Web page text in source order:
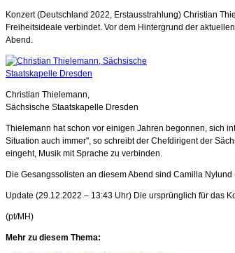
Konzert (Deutschland 2022, Erstausstrahlung) Christian
Freiheitsideale verbindet. Vor dem Hintergrund der
Abend.
Christian Thielemann,
Sächsische Staatskapelle Dresden
Thielemann hat schon vor einigen Jahren begonnen, sich
Situation auch immer", so schreibt der Chefdirigent der
eingeht, Musik mit Sprache zu verbinden.
Die Gesangssolisten an diesem Abend sind Camilla
Update (29.12.2022 – 13:43 Uhr) Die ursprünglich für das
(pt/MH)
Mehr zu diesem Thema: